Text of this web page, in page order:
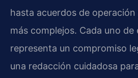
hasta acuerdos de
más complejos. Cada uno
representa un compromiso
una redacción cuidadosa